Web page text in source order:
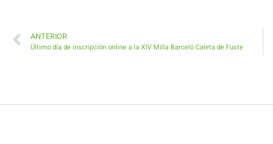
ANTERIOR
Último día de inscripción online a la XIV Milla Barceló Caleta de Fuste